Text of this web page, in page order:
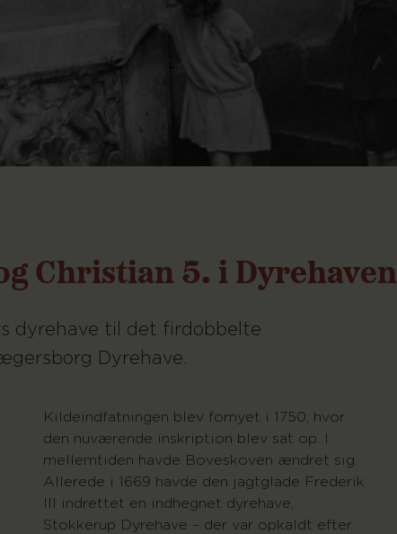
Christian 5. i Dyrehaven
dyrehave til det firdobbelte
Dyrehave.
Kildeindfatningen blev fornyet i 1750, hvor
den nuværende inskription blev sat op. I
mellemtiden havde Boveskoven ændret sig.
Allerede i 1669 havde den jagtglade Frederik
III indrettet en indhegnet dyrehave,
Stokkerup Dyrehave – der var opkaldt efter